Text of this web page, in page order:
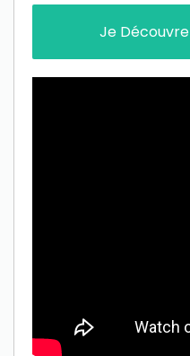
Je Découvre